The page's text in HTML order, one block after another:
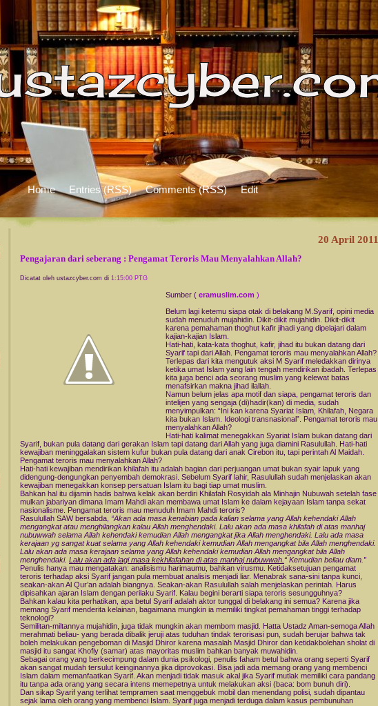
Home Entries (RSS) Comments (RSS) Edit
20 April 2011
Pengajaran dari seberang : Pengamat Teroris Mau Menyalahkan Allah?
Dicatat oleh ustazcyber.com di 1:15:00 PTG
Sumber ( eramuslim.com )
Belum lagi ketemu siapa otak di belakang M.Syarif, opini media
sudah menuduh mujahidin. Dikit-dikit mujahidin. Dikit-dikit
karena pemahaman thoghut kafir jihadi yang dipelajari dalam
kajian-kajian Islam.
Hati-hati, kata-kata thoghut, kafir, jihad itu bukan datang dari
Syarif tapi dari Allah. Pengamat teroris mau menyalahkan Allah?
Terlepas dari kita mengutuk aksi M Syarif meledakkan dirinya
ketika umat Islam yang lain tengah mendirikan ibadah. Terlepas
kita juga benci ada seorang muslim yang kelewat batas
menafsirkan makna jihad ilallah.
Namun belum jelas apa motif dan siapa, pengamat teroris dan
intelijen yang sengaja (di)hadir(kan) di media, sudah
menyimpulkan: “Ini kan karena Syariat Islam, Khilafah, Negara
kita bukan Islam. Ideologi transnasional”. Pengamat teroris mau
menyalahkan Allah?
Hati-hati kalimat menegakkan Syariat Islam bukan datang dari
Syarif, bukan pula datang dari gerakan Islam tapi datang dari Allah yang juga diamini Rasulullah. Hati-hati
kewajiban meninggalakan sistem kufur bukan pula datang dari anak Cirebon itu, tapi perintah Al Maidah.
Pengamat teroris mau menyalahkan Allah?
Hati-hati kewajiban mendirikan khilafah itu adalah bagian dari perjuangan umat bukan syair lapuk yang
didengung-dengungkan penyembah demokrasi. Sebelum Syarif lahir, Rasulullah sudah menjelaskan akan
kewajiban menegakkan konsep persatuan Islam itu bagi tiap umat muslim.
Bahkan hal itu dijamin hadis bahwa kelak akan berdiri Khilafah Rosyidah ala Minhajin Nubuwah setelah fase
mulkan jabariyan dimana Imam Mahdi akan membawa umat Islam ke dalam kejayaan Islam tanpa sekat
nasionalisme. Pengamat teroris mau menuduh Imam Mahdi teroris?
Rasulullah SAW bersabda, “Akan ada masa kenabian pada kalian selama yang Allah kehendaki Allah
mengangkat atau menghilangkan kalau Allah menghendaki. Lalu akan ada masa khilafah di atas manhaj
nubuwwah selama Allah kehendaki kemudian Allah mengangkat jika Allah menghendaki. Lalu ada masa
kerajaan yg sangat kuat selama yang Allah kehendaki kemudian Allah mengangkat bila Allah menghendaki.
Lalu akan ada masa kerajaan selama yang Allah kehendaki kemudian Allah mengangkat bila Allah
menghendaki. Lalu akan ada lagi masa kekhilafahan di atas manhaj nubuwwah. “ Kemudian beliau diam.”
Penulis hanya mau mengatakan: analisismu harimaumu, bahkan virusmu. Ketidaksetujuan pengamat
teroris terhadap aksi Syarif jangan pula membuat analisis menjadi liar. Menabrak sana-sini tanpa kunci,
seakan-akan Al Qur’an adalah biangnya. Seakan-akan Rasulullah salah menjelaskan perintah. Harus
dipisahkan ajaran Islam dengan perilaku Syarif. Kalau begini berarti siapa teroris sesungguhnya?
Bahkan kalau kita perhatikan, apa betul Syarif adalah aktor tunggal di belakang ini semua? Karena jika
memang Syarif menderita kelainan, bagaimana mungkin ia memiliki tingkat pemahaman tinggi terhadap
teknologi?
Semilitan-miltannya mujahidin, juga tidak mungkin akan membom masjid. Hatta Ustadz Aman-semoga Allah
merahmati beliau- yang berada dibalik jeruji atas tuduhan tindak terorisasi pun, sudah berujar bahwa tak
boleh melakukan pengeboman di Masjid Dhiror karena masalah Masjid Dhiror dan ketidakbolehan sholat di
masjid itu sangat Khofiy (samar) atas mayoritas muslim bahkan banyak muwahidin.
Sebagai orang yang berkecimpung dalam dunia psikologi, penulis faham betul bahwa orang seperti Syarif
akan sangat mudah tersulut keinginannya jika diprovokasi. Bisa jadi ada memang orang yang membenci
Islam dalam memanfaatkan Syarif. Akan menjadi tidak masuk akal jika Syarif mutlak memiliki cara pandang
itu tanpa ada orang yang secara intens memepetnya untuk melakukan aksi (baca: bom bunuh diri).
Dan sikap Syarif yang terlihat tempramen saat menggebuk mobil dan menendang polisi, sudah dipantau
sejak lama oleh orang yang membenci Islam. Syarif juga menjadi terduga dalam kasus pembunuhan